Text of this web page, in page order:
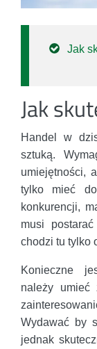
Jak
Jak
Handel w
sztuką.
umiejętności,
tylko mieć
konkurencji,
musi
chodzi tu tylko
Konieczne
należy umieć
Wydawać by
jednak